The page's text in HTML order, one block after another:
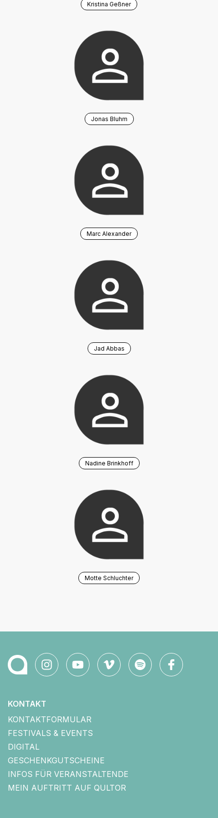
Kristina Geßner
Jonas Bluhm
Marc Alexander
Jad Abbas
Nadine Brinkhoff
Motte Schluchter
KONTAKT
KONTAKTFORMULAR
FESTIVALS & EVENTS
DIGITAL
GESCHENKGUTSCHEINE
INFOS FÜR VERANSTALTENDE
MEIN AUFTRITT AUF QULTOR